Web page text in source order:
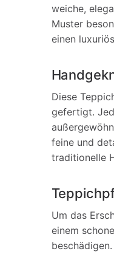
weiche,
Muster
einen
Diese
gefertigt.
feine und
traditionelle
Um das
einem